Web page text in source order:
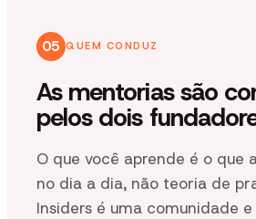
05 QUEM CONDUZ
As mentorias são
pelos dois
O que você aprende é o que
no dia a dia, não teoria de
Insiders é uma comunidade